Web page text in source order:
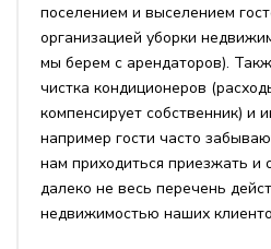
поселением и выселением
организацией уборки
мы берем с арендаторов).
чистка кондиционеров
компенсирует собственник) и
например гости часто
нам приходиться приезжать и
далеко не весь перечень
недвижимостью наших